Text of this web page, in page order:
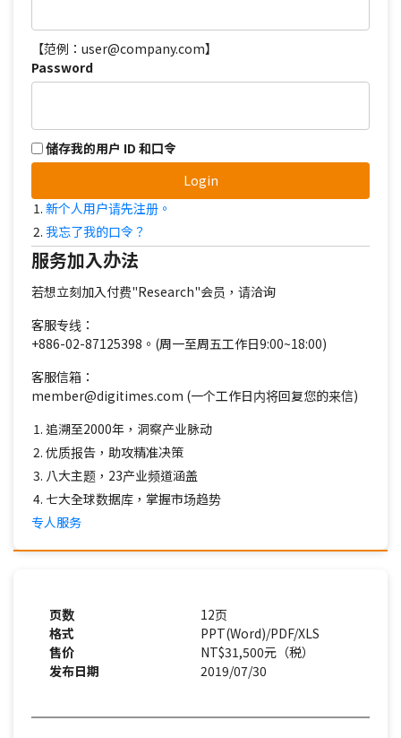
【范例：user@company.com】
Password
储存我的用户 ID 和口令
Login
新个人用户请先注册。
我忘了我的口令？
服务加入办法
若想立刻加入付费"Research"会员，请洽询
客服专线：
+886-02-87125398。(周一至周五工作日9:00~18:00)
客服信箱：
member@digitimes.com (一个工作日内将回复您的来信)
追溯至2000年，洞察产业脉动
优质报告，助攻精准决策
八大主题，23产业频道涵盖
七大全球数据库，掌握市场趋势
专人服务
页数
12页
格式
PPT(Word)/PDF/XLS
售价
NT$31,500元（税）
发布日期
2019/07/30